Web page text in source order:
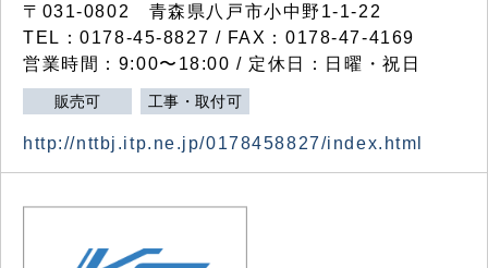
〒031-0802 青森県八戸市小中野1-1-22
TEL：0178-45-8827 / FAX：0178-47-4169
営業時間：9:00〜18:00 / 定休日：日曜・祝日
販売可 工事・取付可
http://nttbj.itp.ne.jp/0178458827/index.html